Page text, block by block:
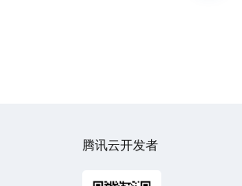
腾讯云开发者